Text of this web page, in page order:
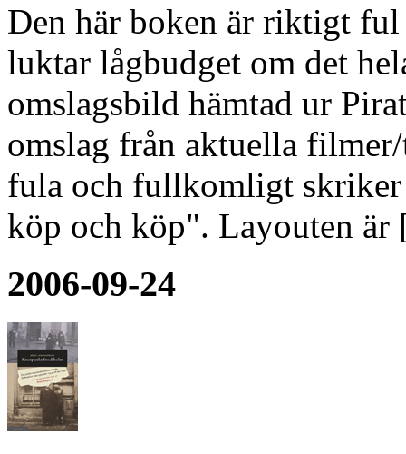
Den här boken är riktigt
luktar lågbudget om det
omslagsbild hämtad ur
omslag från aktuella
fula och fullkomligt
köp och köp". Layouten
2006-09-24